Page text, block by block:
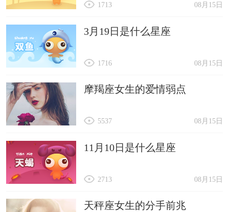
08月15日
1713
3月19日是什么星座
08月15日
1716
摩羯座女生的爱情弱点
08月15日
5537
11月10日是什么星座
08月15日
2713
天秤座女生的分手前兆